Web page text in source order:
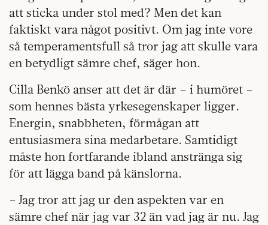
att sticka under stol med? Men det kan
faktiskt vara något positivt. Om jag inte vore
så temperamentsfull så tror jag att skulle vara
en betydligt sämre chef, säger hon.
Cilla Benkö anser att det är där – i humöret –
som hennes bästa yrkesegenskaper ligger.
Energin, snabbheten, förmågan att
entusiasmera sina medarbetare. Samtidigt
måste hon fortfarande ibland anstränga sig
för att lägga band på känslorna.
– Jag tror att jag ur den aspekten var en
sämre chef när jag var 32 än vad jag är nu. Jag